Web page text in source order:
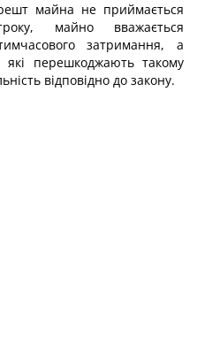
майна не приймається
майно вважається
затримання, а
які перешкоджають такому
відповідно до закону.